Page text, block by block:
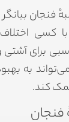
فنجان
کسی
برای
به
کند.